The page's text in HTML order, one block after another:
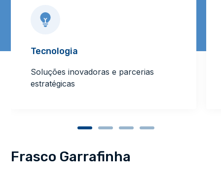
Tecnologia
Soluções inovadoras e parcerias
estratégicas
Frasco Garrafinha